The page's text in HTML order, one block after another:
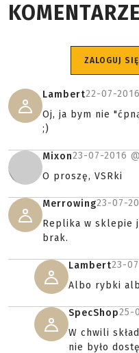
KOMENTARZE
ZALOGUJ
Lambert22-07-
Oj, ja bym nie
;)
Mixon23-07-2016 @
O proszę, VSRki
Merrowing23-07-
Replika w sklepie
brak.
Lambert23-
Albo rybki
SpecShop25-
W chwili
nie było